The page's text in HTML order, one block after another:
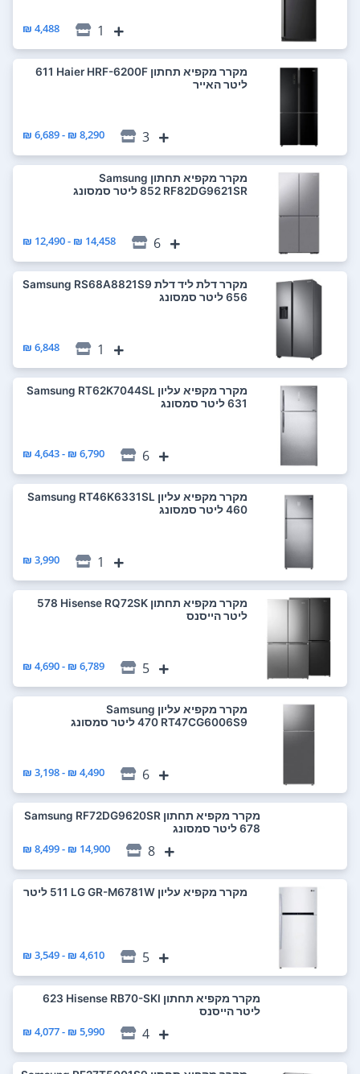
1
4,488 ₪
מקרר ‏מקפיא תחתון Haier HRF-6200F ‏611
‏ליטר האייר
3
8,290 ₪ - 6,689 ₪
מקרר ‏מקפיא תחתון Samsung
RF82DG9621SR ‏852 ‏ליטר סמסונג
6
14,458 ₪ - 12,490 ₪
מקרר ‏דלת ליד דלת Samsung RS68A8821S9
1
6,848 ₪
מקרר ‏מקפיא עליון Samsung RT62K7044SL
6
6,790 ₪ - 4,643 ₪
מקרר ‏מקפיא עליון Samsung RT46K6331SL
1
3,990 ₪
מקרר ‏מקפיא תחתון Hisense RQ72SK ‏578
‏ליטר הייסנס
5
6,789 ₪ - 4,690 ₪
מקרר ‏מקפיא עליון Samsung
RT47CG6006S9 ‏470 ‏ליטר סמסונג
6
4,490 ₪ - 3,198 ₪
מקרר ‏מקפיא תחתון Samsung RF72DG9620SR
8
14,900 ₪ - 8,499 ₪
מקרר ‏מקפיא עליון LG GR-M6781W ‏511 ‏ליטר
5
4,610 ₪ - 3,549 ₪
מקרר ‏מקפיא תחתון Hisense RB70-SKI ‏623
‏ליטר הייסנס
4
5,990 ₪ - 4,077 ₪